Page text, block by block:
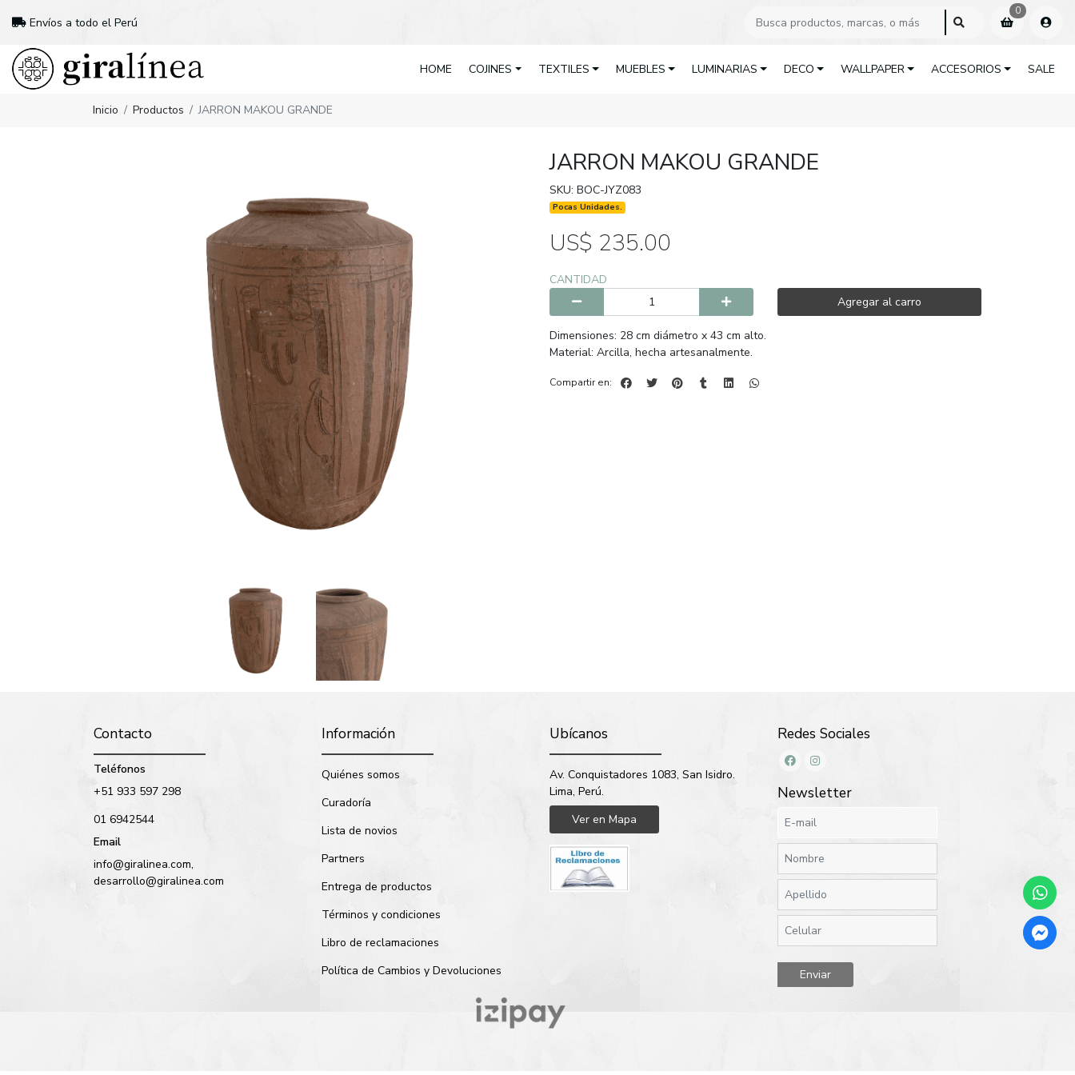
Envíos a todo el Perú
0
HOME COJINES TEXTILES MUEBLES LUMINARIAS DECO WALLPAPER ACCESORIOS SALE
Inicio Productos JARRON MAKOU GRANDE
JARRON MAKOU GRANDE
SKU: BOC-JYZ083
Pocas Unidades.
US$ 235.00
CANTIDAD
Agregar al carro
Dimensiones: 28 cm diámetro x 43 cm alto.
Material: Arcilla, hecha artesanalmente.
Compartir en:
Contacto
Teléfonos
+51 933 597 298
01 6942544
Email
info@giralinea.com,
desarrollo@giralinea.com
Información
Quiénes somos
Curadoría
Lista de novios
Partners
Entrega de productos
Términos y condiciones
Libro de reclamaciones
Política de Cambios y Devoluciones
Ubícanos
Av. Conquistadores 1083, San Isidro.
Lima, Perú.
Ver en Mapa
Redes Sociales
Newsletter
Enviar